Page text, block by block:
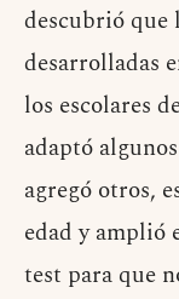
descubrió que
desarrolladas
los escolares
adaptó
agregó otros,
edad y amplió
test para que